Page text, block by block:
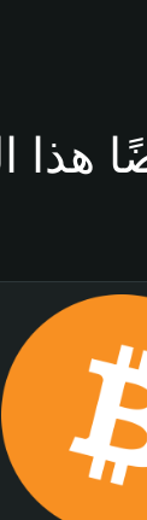
هذا